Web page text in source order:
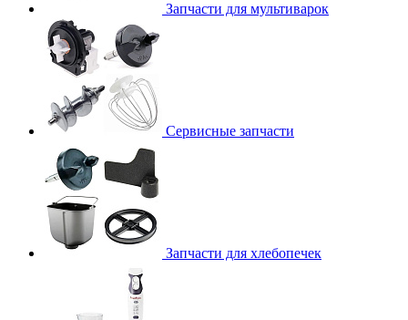
Запчасти для мультиварок
Сервисные запчасти
Запчасти для хлебопечек